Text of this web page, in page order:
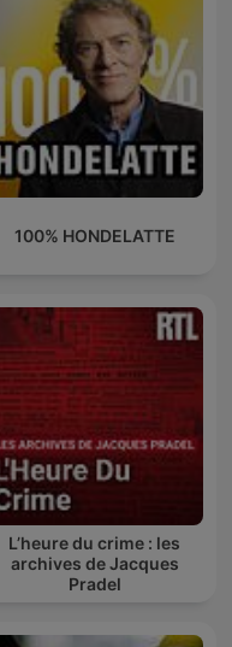
100% HONDELATTE
L’heure du crime : les
archives de Jacques
Pradel